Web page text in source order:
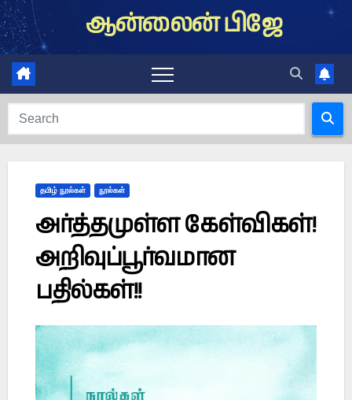
Skip
to
content
ஆன்லைன் பிஜே
தமிழ் நூல்கள் நூல்கள்
அர்த்தமுள்ள கேள்விகள்!
அறிவுப்பூர்வமான
பதில்கள்!!